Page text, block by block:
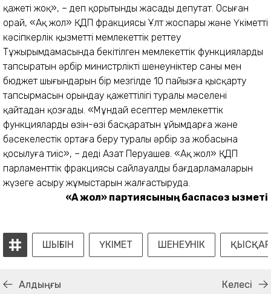
қажеті жоқ», – деп қорытынды жасады депутат. Осыған
орай, «Ақ жол» ҚДП фракциясы Ұлт жоспары және Үкіметтің
кәсіпкерлік қызметті мемлекеттік реттеу
Тұжырымдамасында бекітілген мемлекеттік функцияларды
тапсыратын әрбір министрліктің шенеуніктер саны мен
бюджет шығындарын бір мезгілде 10 пайызға қысқарту
тапсырмасын орындау қажеттілігі туралы мәселені
қайтадан қозғады. «Мұндай есептер мемлекеттік
функцияларды өзін-өзі басқаратын ұйымдарға және
бәсекелестік ортаға беру туралы әрбiр заң жобасына
қосылуға тиiс», – деді Азат Перуашев. «Ақ жол» ҚДП
парламенттік фракциясы сайлауалды бағдарламаларын
жүзеге асыру жұмыстарын жалғастыруда.
«Ақ жол» партиясының баспасөз қызметі
ШЫҒЫН ҮКІМЕТ ШЕНЕУНІК
Алдыңғы Келесі